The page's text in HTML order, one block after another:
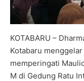
KOTABARU –
Kotabaru
memperingati
M di Gedung Ratu